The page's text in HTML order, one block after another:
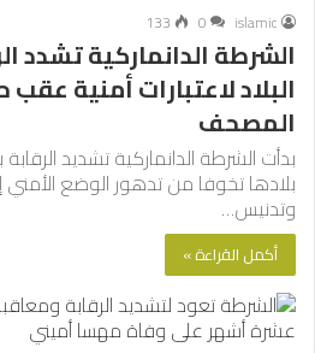
islamic
0
133
الشرطة الدانماركية تشدد
البلاد لاعتبارات أمنية
المصحف
بدأت الشرطة الدانماركية تشديد
بلادها تخوفا من تدهور الوضع الأمني
وتدنيس…
أكمل القراءة »